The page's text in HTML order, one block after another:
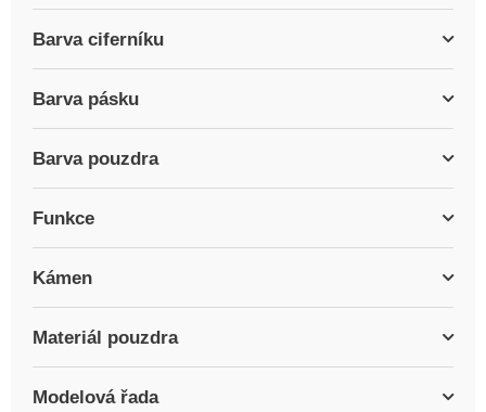
Barva ciferníku
Barva pásku
Barva pouzdra
Funkce
Kámen
Materiál pouzdra
Modelová řada